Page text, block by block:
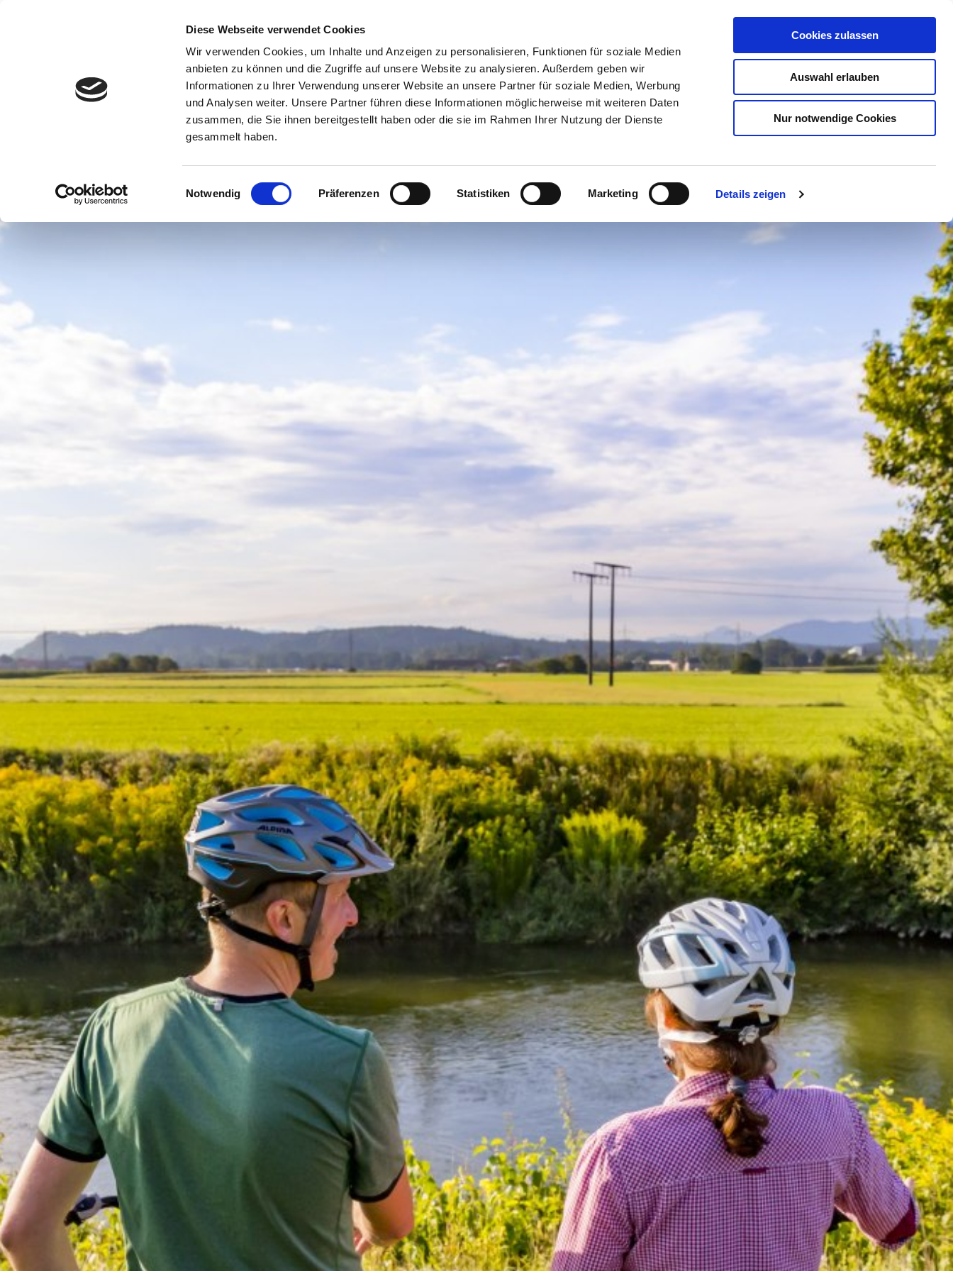
Diese Webseite verwendet Cookies
Wir verwenden Cookies, um Inhalte und Anzeigen zu personalisieren, Funktionen für soziale Medien
anbieten zu können und die Zugriffe auf unsere Website zu analysieren. Außerdem geben wir
Informationen zu Ihrer Verwendung unserer Website an unsere Partner für soziale Medien, Werbung
und Analysen weiter. Unsere Partner führen diese Informationen möglicherweise mit weiteren Daten
zusammen, die Sie ihnen bereitgestellt haben oder die sie im Rahmen Ihrer Nutzung der Dienste
gesammelt haben.
Einwilligungsauswahl
Notwendig Präferenzen Statistiken Marketing Details zeigen
Cookies zulassen
Auswahl erlauben
Nur notwendige Cookies
BUCHEN SUCHE